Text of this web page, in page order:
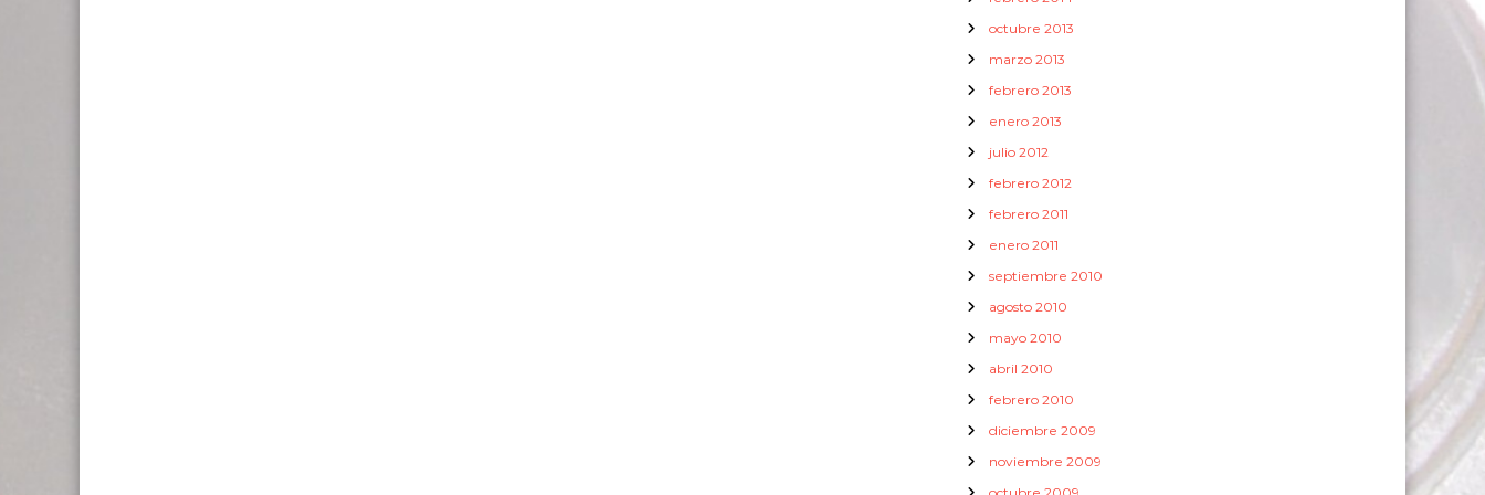
octubre 2013
marzo 2013
febrero 2013
enero 2013
julio 2012
febrero 2012
febrero 2011
enero 2011
septiembre 2010
agosto 2010
mayo 2010
abril 2010
febrero 2010
diciembre 2009
noviembre 2009